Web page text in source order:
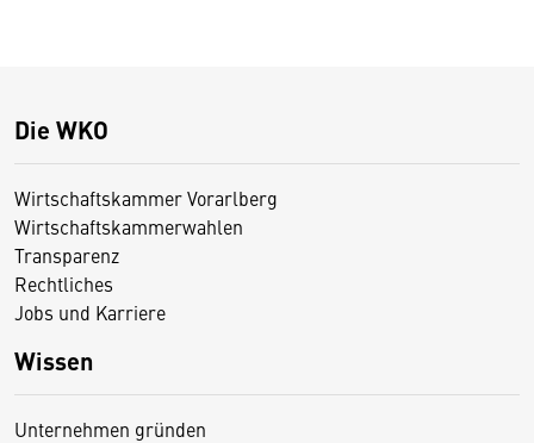
Die WKO
Wirtschaftskammer Vorarlberg
Wirtschaftskammerwahlen
Transparenz
Rechtliches
Jobs und Karriere
Wissen
Unternehmen gründen